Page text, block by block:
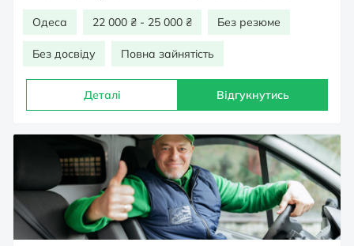
Одеса 22 000 ₴ - 25 000 ₴ Без резюме
Без досвіду Повна зайнятість
Деталі Відгукнутись